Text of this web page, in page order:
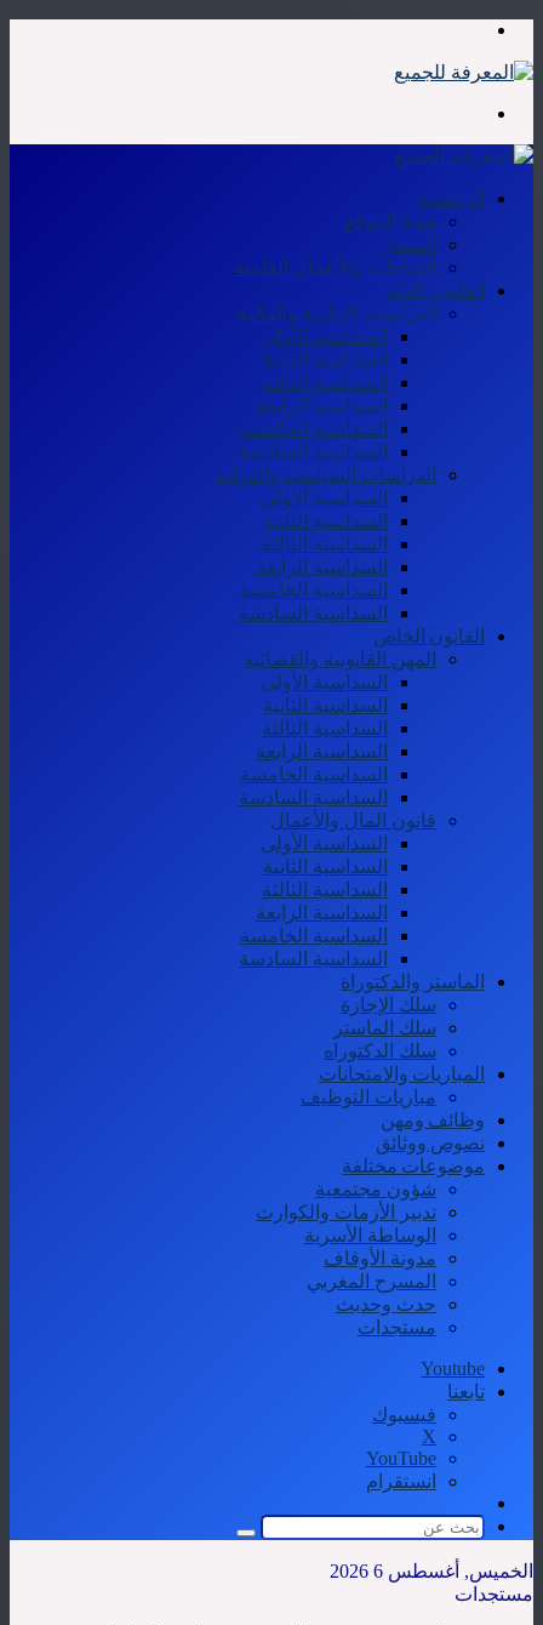
الرئيسية
هوية الموقع
المسار
الإنتاجات والأعمال العلمية
القانون العام
الدراسات الإدارية والمالية
السداسية الأولى
السداسية الثانية
السداسية الثالثة
السداسية الرابعة
السداسية الخامسة
السداسية السادسة
الدراسات السياسية والدولية
السداسية الأولى
السداسية الثانية
السداسية الثالثة
السداسية الرابعة
السداسية الخامسة
السداسية السادسة
القانون الخاص
المهن القانونية والقضائية
السداسية الأولى
السداسية الثانية
السداسية الثالثة
السداسية الرابعة
السداسية الخامسة
السداسية السادسة
قانون المال والأعمال
السداسية الأولى
السداسية الثانية
السداسية الثالثة
السداسية الرابعة
السداسية الخامسة
السداسية السادسة
الماستر والدكتوراة
سلك الإجازة
سلك الماستر
سلك الدكتوراه
المباريات والامتحانات
مباريات التوظيف
وظائف ومهن
نصوص ووثائق
موضوعات مختلفة
شؤون مجتمعية
تدبير الأزمات والكوارث
الوساطة الأسرية
مدونة الأوقاف
المسرح المغربي
حدث وحديث
مستجدات
Youtube
تابعنا
فيسبوك
‫X
‫YouTube
انستقرام
المظلم
بحث
الخميس, أغسطس 6 2026
مستجدات